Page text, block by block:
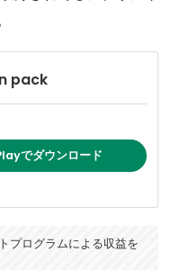
pack
でダウンロード
プログラムによる収益を